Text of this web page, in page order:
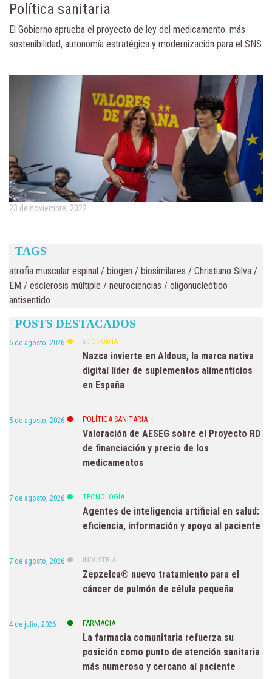
Política sanitaria
El Gobierno aprueba el proyecto de ley del medicamento: más
sostenibilidad, autonomía estratégica y modernización para el SNS
23 de noviembre, 2022
TAGS
atrofia muscular espinal / biogen / biosimilares / Christiano Silva /
EM / esclerosis múltiple / neurociencias / oligonucleótido
antisentido
POSTS DESTACADOS
5 de agosto, 2026 ECONOMÍA
Nazca invierte en Aldous, la marca nativa
digital líder de suplementos alimenticios
en España
5 de agosto, 2026 POLÍTICA SANITARIA
Valoración de AESEG sobre el Proyecto RD
de financiación y precio de los
medicamentos
7 de agosto, 2026 TECNOLOGÍA
Agentes de inteligencia artificial en salud:
eficiencia, información y apoyo al paciente
7 de agosto, 2026 INDUSTRIA
Zepzelca® nuevo tratamiento para el
cáncer de pulmón de célula pequeña
4 de julio, 2026 FARMACIA
La farmacia comunitaria refuerza su
posición como punto de atención sanitaria
más numeroso y cercano al paciente